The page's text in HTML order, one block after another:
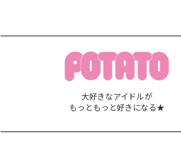
大好きなアイドルが
もっともっと好きになる★